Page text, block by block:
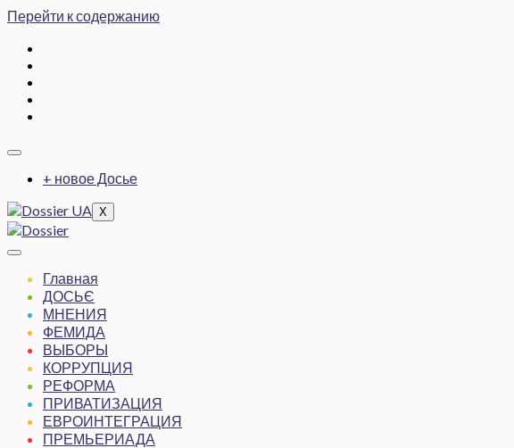
Перейти к содержанию
+ новое Досье
X
Главная
ДОСЬЄ
МНЕНИЯ
ФЕМИДА
ВЫБОРЫ
КОРРУПЦИЯ
РЕФОРМА
ПРИВАТИЗАЦИЯ
ЕВРОИНТЕГРАЦИЯ
ПРЕМЬЕРИАДА